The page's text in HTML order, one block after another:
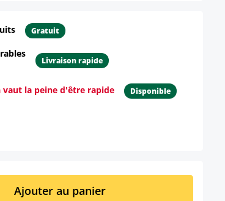
Gratuit
Livraison rapide
la peine d'être rapide Disponible
la quantité souhaitée ou
Ajouter au panier